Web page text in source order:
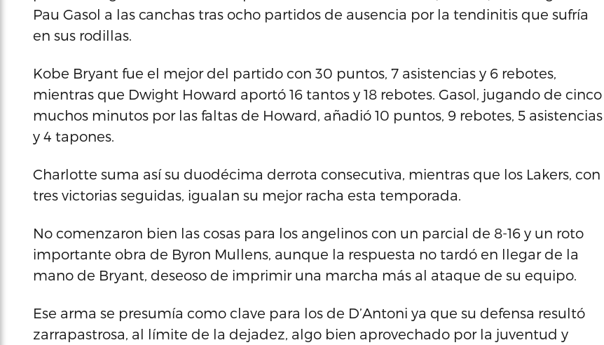
Pau Gasol a las canchas tras ocho partidos de ausencia por la tendinitis que sufría
en sus rodillas.
Kobe Bryant fue el mejor del partido con 30 puntos, 7 asistencias y 6 rebotes,
mientras que Dwight Howard aportó 16 tantos y 18 rebotes. Gasol, jugando de cinco
muchos minutos por las faltas de Howard, añadió 10 puntos, 9 rebotes, 5 asistencias
y 4 tapones.
Charlotte suma así su duodécima derrota consecutiva, mientras que los Lakers, con
tres victorias seguidas, igualan su mejor racha esta temporada.
No comenzaron bien las cosas para los angelinos con un parcial de 8-16 y un roto
importante obra de Byron Mullens, aunque la respuesta no tardó en llegar de la
mano de Bryant, deseoso de imprimir una marcha más al ataque de su equipo.
Ese arma se presumía como clave para los de D’Antoni ya que su defensa resultó
zarrapastrosa, al límite de la dejadez, algo bien aprovechado por la juventud y